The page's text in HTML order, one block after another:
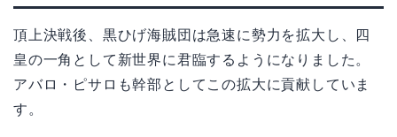
頂上決戦後、黒ひげ海賊団は急速に勢力を拡大し、四
皇の一角として新世界に君臨するようになりました。
アバロ・ピサロも幹部としてこの拡大に貢献していま
す。